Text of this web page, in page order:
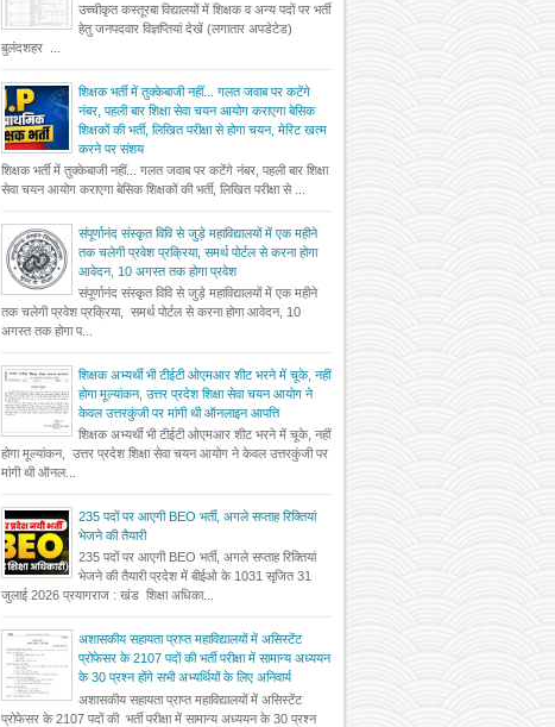
उच्चीकृत कस्तूरबा विद्यालयों में शिक्षक व अन्य पदों पर भर्ती
हेतु जनपदवार विज्ञप्तियां देखें (लगातार अपडेटेड)
बुलंदशहर ...
शिक्षक भर्ती में तुक्केबाजी नहीं... गलत जवाब पर कटेंगे
नंबर, पहली बार शिक्षा सेवा चयन आयोग कराएगा बेसिक
शिक्षकों की भर्ती, लिखित परीक्षा से होगा चयन, मेरिट खत्म
करने पर संशय
शिक्षक भर्ती में तुक्केबाजी नहीं... गलत जवाब पर कटेंगे नंबर, पहली बार शिक्षा
सेवा चयन आयोग कराएगा बेसिक शिक्षकों की भर्ती, लिखित परीक्षा से ...
संपूर्णानंद संस्कृत विवि से जुड़े महाविद्यालयों में एक महीने
तक चलेगी प्रवेश प्रक्रिया, समर्थ पोर्टल से करना होगा
आवेदन, 10 अगस्त तक होगा प्रवेश
संपूर्णानंद संस्कृत विवि से जुड़े महाविद्यालयों में एक महीने
तक चलेगी प्रवेश प्रक्रिया, समर्थ पोर्टल से करना होगा आवेदन, 10
अगस्त तक होगा प...
शिक्षक अभ्यर्थी भी टीईटी ओएमआर शीट भरने में चूके, नहीं
होगा मूल्यांकन, उत्तर प्रदेश शिक्षा सेवा चयन आयोग ने
केवल उत्तरकुंजी पर मांगी थी ऑनलाइन आपत्ति
शिक्षक अभ्यर्थी भी टीईटी ओएमआर शीट भरने में चूके, नहीं
होगा मूल्यांकन, उत्तर प्रदेश शिक्षा सेवा चयन आयोग ने केवल उत्तरकुंजी पर
मांगी थी ऑनल...
235 पदों पर आएगी BEO भर्ती, अगले सप्ताह रिक्तियां
भेजने की तैयारी
235 पदों पर आएगी BEO भर्ती, अगले सप्ताह रिक्तियां
भेजने की तैयारी प्रदेश में बीईओ के 1031 सृजित 31
जुलाई 2026 प्रयागराज : खंड शिक्षा अधिका...
अशासकीय सहायता प्राप्त महाविद्यालयों में असिस्टेंट
प्रोफेसर के 2107 पदों की भर्ती परीक्षा में सामान्य अध्ययन
के 30 प्रश्न होंगे सभी अभ्यर्थियों के लिए अनिवार्य
अशासकीय सहायता प्राप्त महाविद्यालयों में असिस्टेंट
प्रोफेसर के 2107 पदों की भर्ती परीक्षा में सामान्य अध्ययन के 30 प्रश्न